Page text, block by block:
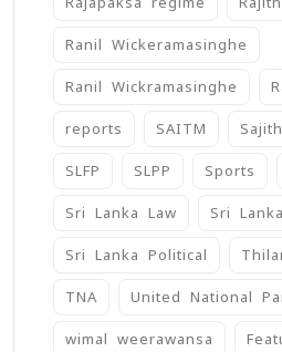
Ranil Wickeramasinghe
Ranil Wickramasinghe
reports SAITM
SLFP SLPP Sports
Sri Lanka Law Sri
Sri Lanka Political
TNA United National
wimal weerawansa